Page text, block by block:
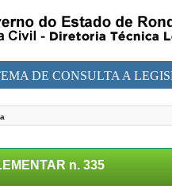
DE CONSULTA A
n. 335